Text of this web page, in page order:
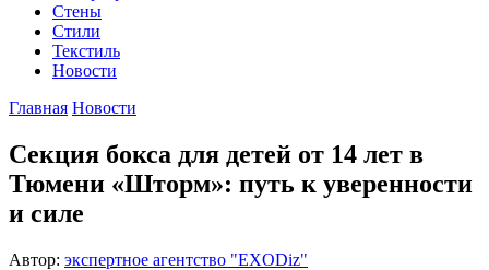
Стены
Стили
Текстиль
Новости
Главная Новости
Секция бокса для детей от 14 лет в
Тюмени «Шторм»: путь к уверенности
и силе
Автор: экспертное агентство "EXODiz"